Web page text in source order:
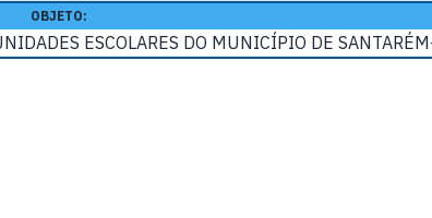
OBJETO:
ESCOLARES DO MUNICÍPIO DE